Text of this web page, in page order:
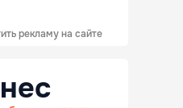
рекламу на сайте